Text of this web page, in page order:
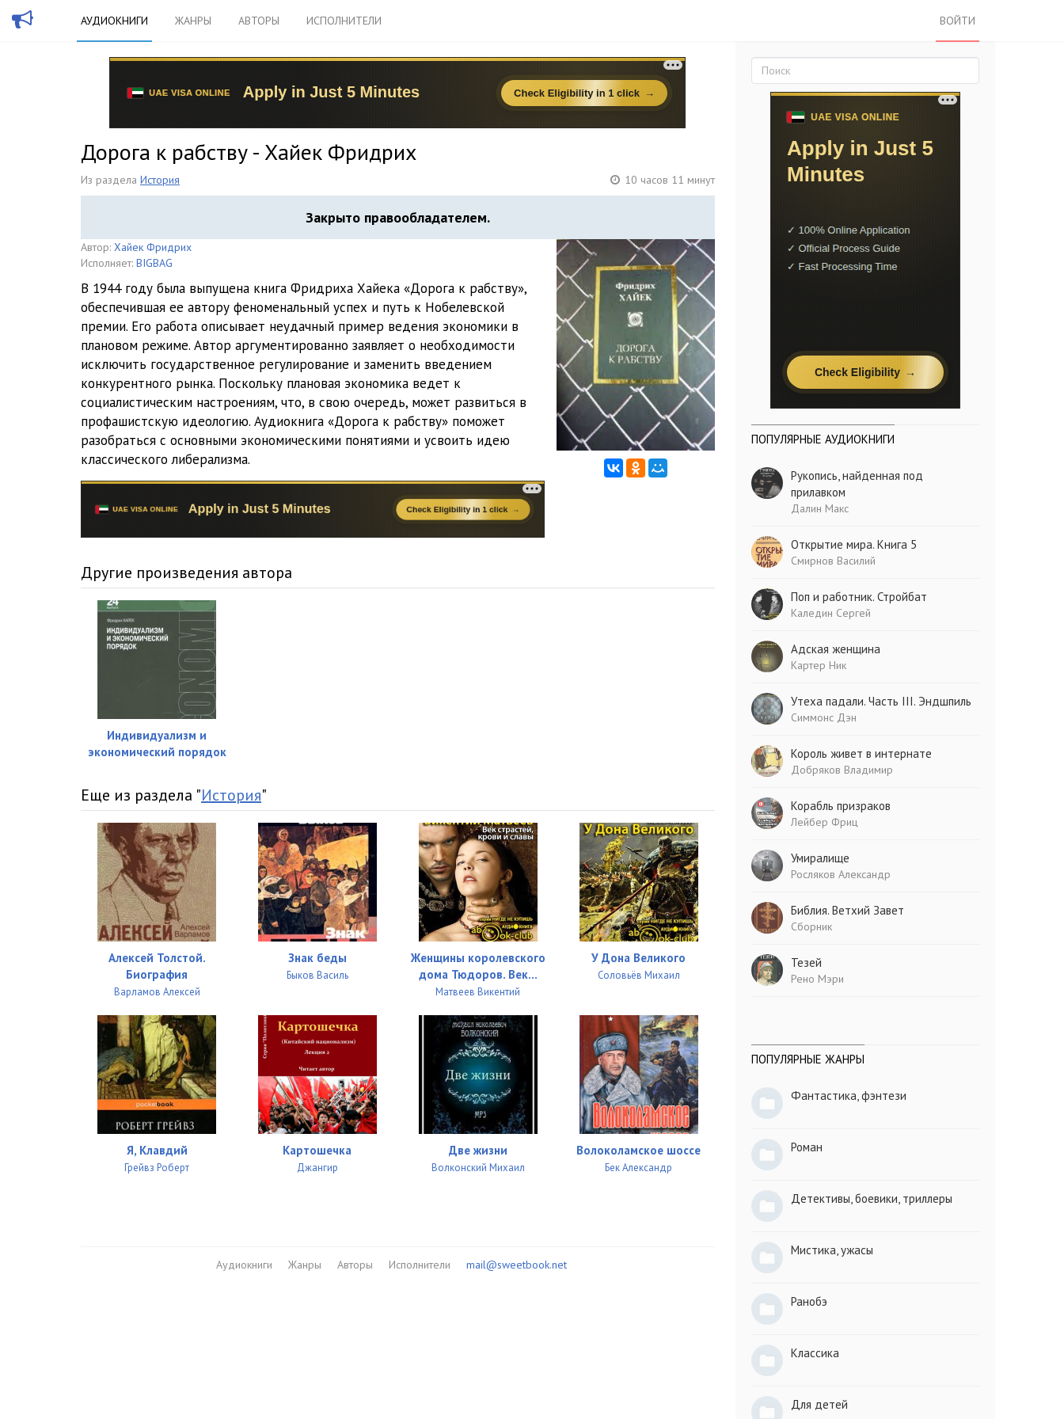
АУДИОКНИГИ ЖАНРЫ АВТОРЫ ИСПОЛНИТЕЛИ ВОЙТИ
Дорога к рабству - Хайек Фридрих
Из раздела История 10 часов 11 минут
Закрыто правообладателем.
Автор: Хайек Фридрих
Исполняет: BIGBAG
В 1944 году была выпущена книга Фридриха Хайека «Дорога к рабству»,
обеспечившая ее автору феноменальный успех и путь к Нобелевской
премии. Его работа описывает неудачный пример ведения экономики в
плановом режиме. Автор аргументированно заявляет о необходимости
исключить государственное регулирование и заменить введением
конкурентного рынка. Поскольку плановая экономика ведет к
социалистическим настроениям, что, в свою очередь, может развиться в
профашистскую идеологию. Аудиокнига «Дорога к рабству» поможет
разобраться с основными экономическими понятиями и усвоить идею
классического либерализма.
Другие произведения автора
Индивидуализм и
экономический порядок
Еще из раздела "История"
Алексей Толстой.
Биография
Варламов Алексей
Знак беды
Быков Василь
Женщины королевского
дома Тюдоров. Век...
Матвеев Викентий
У Дона Великого
Соловьёв Михаил
Я, Клавдий
Грейвз Роберт
Картошечка
Джангир
Две жизни
Волконский Михаил
Волоколамское шоссе
Бек Александр
Аудиокниги Жанры Авторы Исполнители mail@sweetbook.net
ПОПУЛЯРНЫЕ АУДИОКНИГИ
Рукопись, найденная под
прилавком
Далин Макс
Открытие мира. Книга 5
Смирнов Василий
Поп и работник. Стройбат
Каледин Сергей
Адская женщина
Картер Ник
Утеха падали. Часть III. Эндшпиль
Симмонс Дэн
Король живет в интернате
Добряков Владимир
Корабль призраков
Лейбер Фриц
Умиралище
Росляков Александр
Библия. Ветхий Завет
Сборник
Тезей
Рено Мэри
ПОПУЛЯРНЫЕ ЖАНРЫ
Фантастика, фэнтези
Роман
Детективы, боевики, триллеры
Мистика, ужасы
Ранобэ
Классика
Для детей